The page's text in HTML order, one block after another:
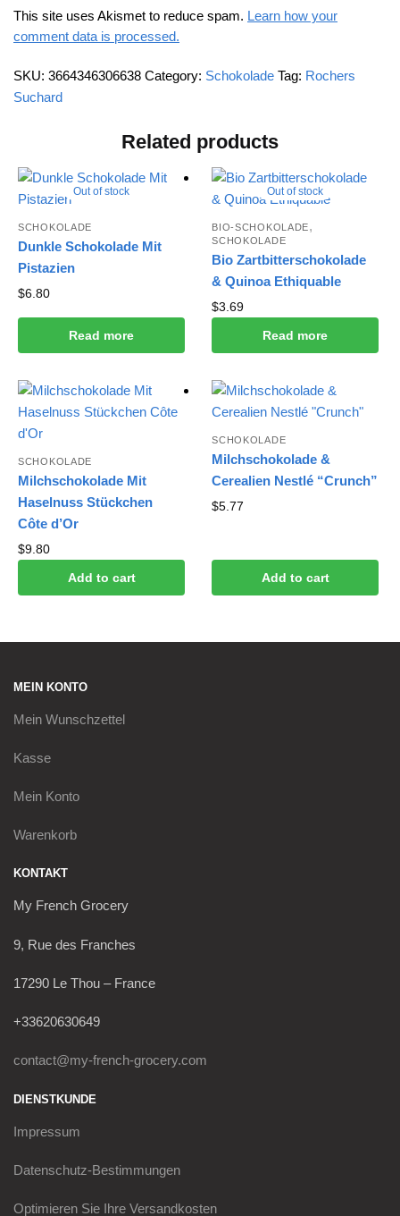
This site uses Akismet to reduce spam. Learn how your
comment data is processed.
SKU: 3664346306638 Category: Schokolade Tag: Rochers
Suchard
Related products
Out of stock
SCHOKOLADE
Dunkle Schokolade Mit
Pistazien
$6.80
Read more
Out of stock
BIO-SCHOKOLADE,
SCHOKOLADE
Bio Zartbitterschokolade
& Quinoa Ethiquable
$3.69
Read more
SCHOKOLADE
Milchschokolade Mit
Haselnuss Stückchen
Côte d’Or
$9.80
Add to cart
SCHOKOLADE
Milchschokolade &
Cerealien Nestlé “Crunch”
$5.77
Add to cart
MEIN KONTO
Mein Wunschzettel
Kasse
Mein Konto
Warenkorb
KONTAKT
My French Grocery
9, Rue des Franches
17290 Le Thou – France
+33620630649
contact@my-french-grocery.com
DIENSTKUNDE
Impressum
Datenschutz-Bestimmungen
Optimieren Sie Ihre Versandkosten